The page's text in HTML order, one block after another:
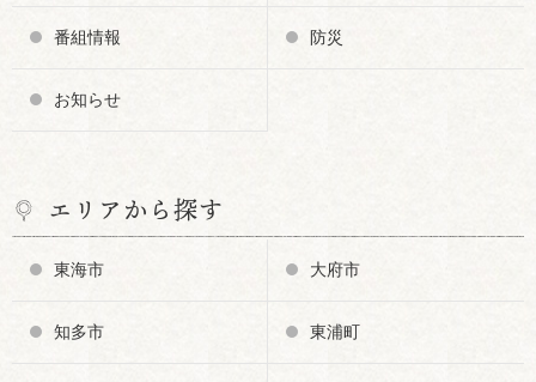
番組情報 防災
お知らせ
エリアから探す
東海市 大府市
知多市 東浦町